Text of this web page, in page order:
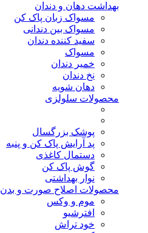
بهداشت دهان و دندان
مسواک زبان پاک کن
مسواک بین دندانی
سفید کننده دندان
مسواک
خمیر دندان
نخ دندان
دهان شویه
محصولات سلولزی
پوشک بزرگسال
پد آرایش پاک کن و پنبه
دستمال کاغذی
گوش پاک کن
نوار بهداشتی
محصولات اصلاح صورت و بدن
موم و وکس
افترشیو
خود تراش